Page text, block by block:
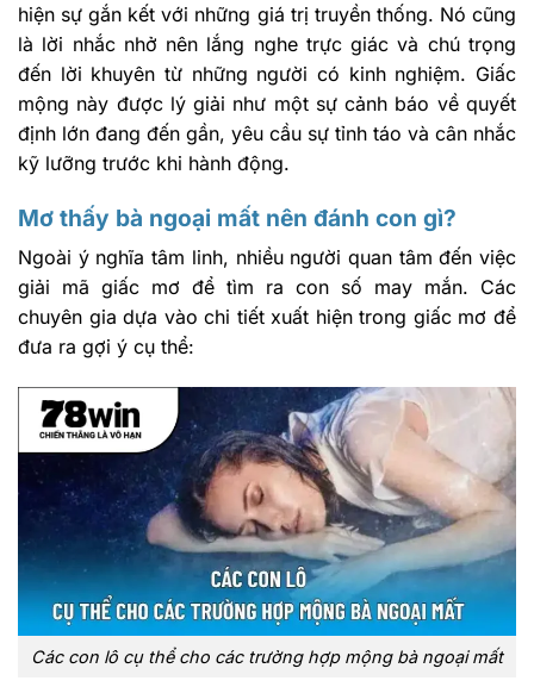
hiện sự gắn kết với những giá trị truyền thống. Nó cũng
là lời nhắc nhở nên lắng nghe trực giác và chú trọng
đến lời khuyên từ những người có kinh nghiệm. Giấc
mộng này được lý giải như một sự cảnh báo về quyết
định lớn đang đến gần, yêu cầu sự tỉnh táo và cân nhắc
kỹ lưỡng trước khi hành động.
Mơ thấy bà ngoại mất nên đánh con gì?
Ngoài ý nghĩa tâm linh, nhiều người quan tâm đến việc
giải mã giấc mơ để tìm ra con số may mắn. Các
chuyên gia dựa vào chi tiết xuất hiện trong giấc mơ để
đưa ra gợi ý cụ thể:
Các con lô cụ thể cho các trường hợp mộng bà ngoại mất